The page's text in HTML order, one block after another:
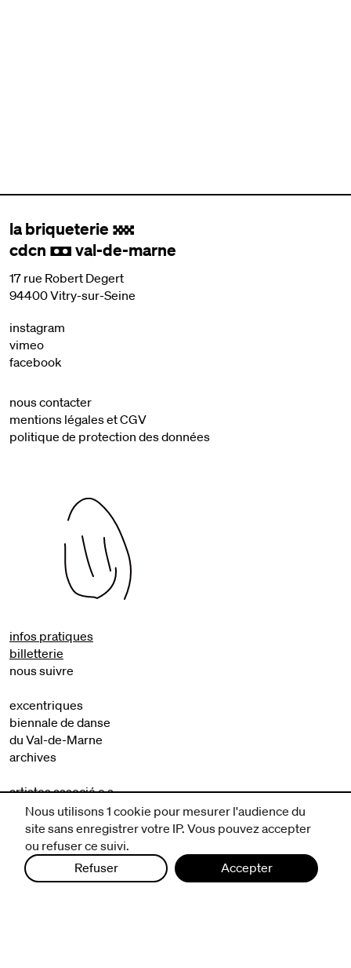
la briqueterie .
cdcn , val-de-marne
17 rue Robert Degert
94400 Vitry-sur-Seine
instagram
vimeo
facebook
nous contacter
mentions légales et CGV
politique de protection des données
infos pratiques
billetterie
nous suivre
excentriques
biennale de danse
du Val-de-Marne
archives
artistes associé·e·s
résidences
avec les publics
pratiquer ensemble
de l'école à l'université
Nous utilisons 1 cookie pour mesurer l'audience du
site sans enregistrer votre IP. Vous pouvez accepter
ou refuser ce suivi.
Refuser
Accepter